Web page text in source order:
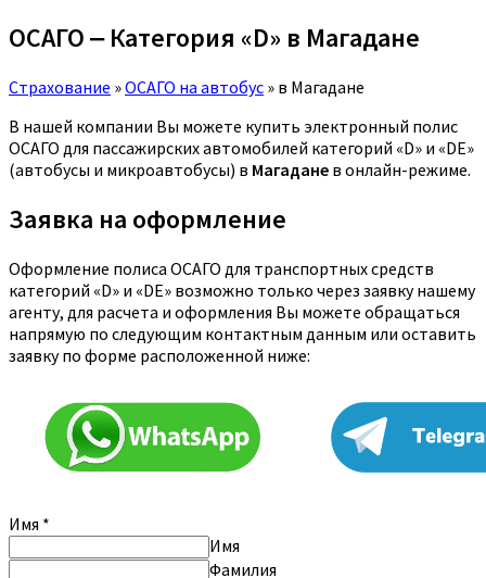
ОСАГО ‒ Категория «D» в Магадане
Страхование »ОСАГО на автобус » в Магадане
В нашей компании Вы можете купить электронный полис
ОСАГО для пассажирских автомобилей категорий «D» и «DE»
(автобусы и микроавтобусы) в Магадане в онлайн-режиме.
Заявка на оформление
Оформление полиса ОСАГО для транспортных средств
категорий «D» и «DE» возможно только через заявку нашему
агенту, для расчета и оформления Вы можете обращаться
напрямую по следующим контактным данным или оставить
заявку по форме расположенной ниже:
Имя *
Имя
Фамилия